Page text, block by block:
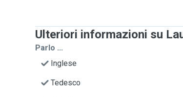
Ulteriori informazioni su
Parlo ...
Inglese
Tedesco